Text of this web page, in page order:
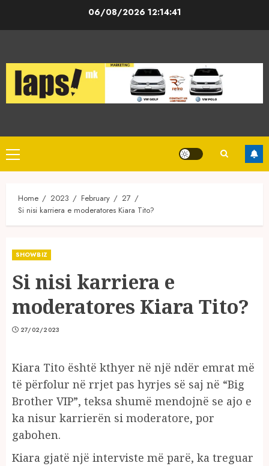
06/08/2026 12:14:41
Primary
Menu
Home 2023 February
27
Si nisi karriera e moderatores Kiara Tito?
SHOWBIZ
Si nisi karriera e
moderatores Kiara Tito?
27/02/2023
Kiara Tito është kthyer në një ndër emrat më
të përfolur në rrjet pas hyrjes së saj në “Big
Brother VIP”, teksa shumë mendojnë se ajo e
ka nisur karrierën si moderatore, por
gabohen.
Kiara gjatë një interviste më parë, ka treguar